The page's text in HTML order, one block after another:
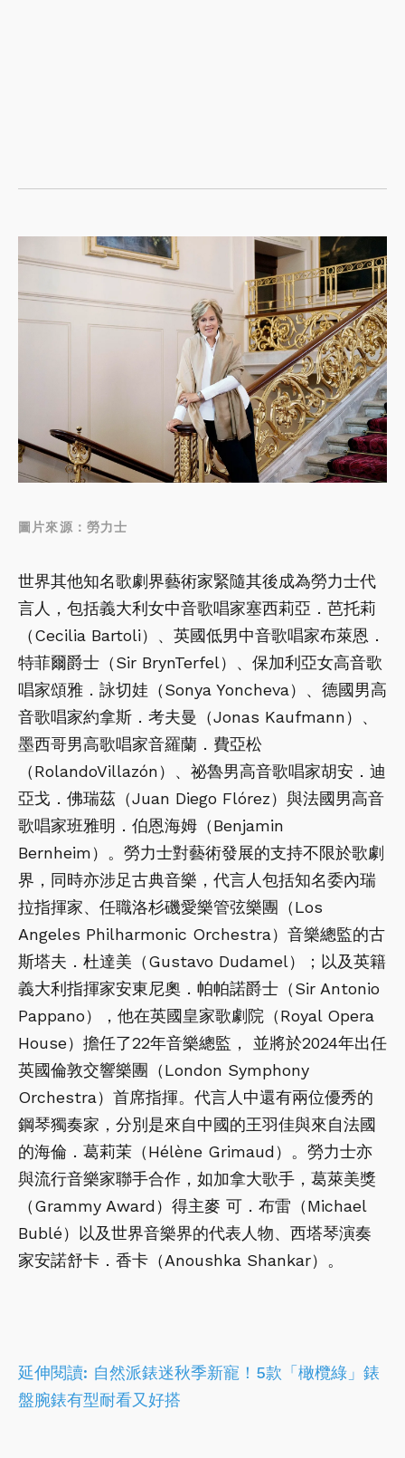
圖片來源：勞力士
世界其他知名歌劇界藝術家緊隨其後成為勞力士代
言人，包括義大利女中音歌唱家塞西莉亞．芭托莉
（Cecilia Bartoli）、英國低男中音歌唱家布萊恩．
特菲爾爵士（Sir BrynTerfel）、保加利亞女高音歌
唱家頌雅．詠切娃（Sonya Yoncheva）、德國男高
音歌唱家約拿斯．考夫曼（Jonas Kaufmann）、
墨西哥男高歌唱家音羅蘭．費亞松
（RolandoVillazón）、祕魯男高音歌唱家胡安．迪
亞戈．佛瑞茲（Juan Diego Flórez）與法國男高音
歌唱家班雅明．伯恩海姆（Benjamin
Bernheim）。勞力士對藝術發展的支持不限於歌劇
界，同時亦涉足古典音樂，代言人包括知名委內瑞
拉指揮家、任職洛杉磯愛樂管弦樂團（Los
Angeles Philharmonic Orchestra）音樂總監的古
斯塔夫．杜達美（Gustavo Dudamel）；以及英籍
義大利指揮家安東尼奧．帕帕諾爵士（Sir Antonio
Pappano），他在英國皇家歌劇院（Royal Opera
House）擔任了22年音樂總監， 並將於2024年出任
英國倫敦交響樂團（London Symphony
Orchestra）首席指揮。代言人中還有兩位優秀的
鋼琴獨奏家，分別是來自中國的王羽佳與來自法國
的海倫．葛莉茉（Hélène Grimaud）。勞力士亦
與流行音樂家聯手合作，如加拿大歌手，葛萊美獎
（Grammy Award）得主麥 可．布雷（Michael
Bublé）以及世界音樂界的代表人物、西塔琴演奏
家安諾舒卡．香卡（Anoushka Shankar）。
延伸閱讀: 自然派錶迷秋季新寵！5款「橄欖綠」錶
盤腕錶有型耐看又好搭